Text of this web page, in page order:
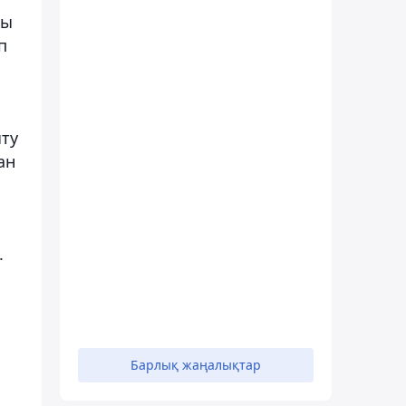
Барлық жаңалықтар